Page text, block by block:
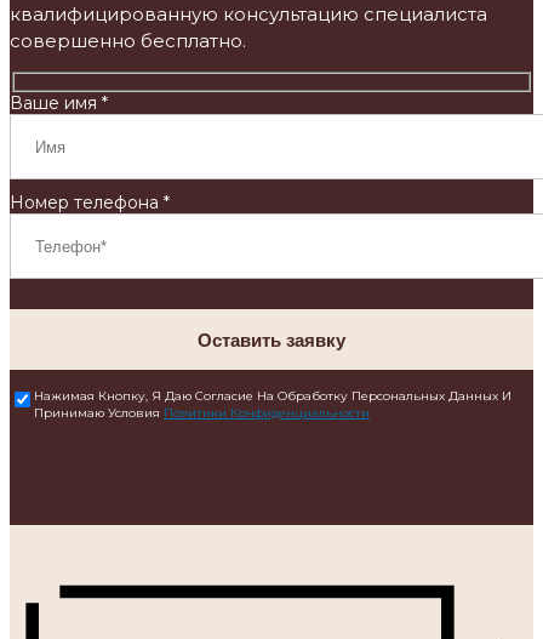
квалифицированную консультацию специалиста
совершенно бесплатно.
Ваше имя *
Номер телефона *
Оставить заявку
Нажимая Кнопку, Я Даю Согласие На Обработку Персональных Данных И
Принимаю Условия Политики Конфиденциальности